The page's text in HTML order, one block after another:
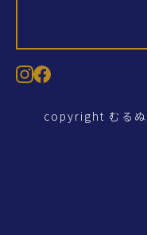
copyright むる